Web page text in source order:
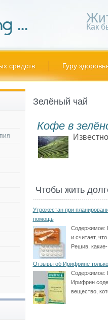
Как
средств Гуру
Зелёный чай
Кофе в
Чтобы жить
Утрожестан при
помощь
Содержимое:
и считает,
Решив, какие-
Отзывы об Ирифрине
Содержимое:
Ирифрин
вещество,